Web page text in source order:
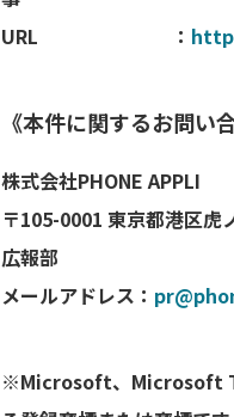
URL ：
《本件に関するお問い
株式会社PHONE APPLI
〒105-0001 東京都港区虎
広報部
メールアドレス：
※Microsoft、Microsoft